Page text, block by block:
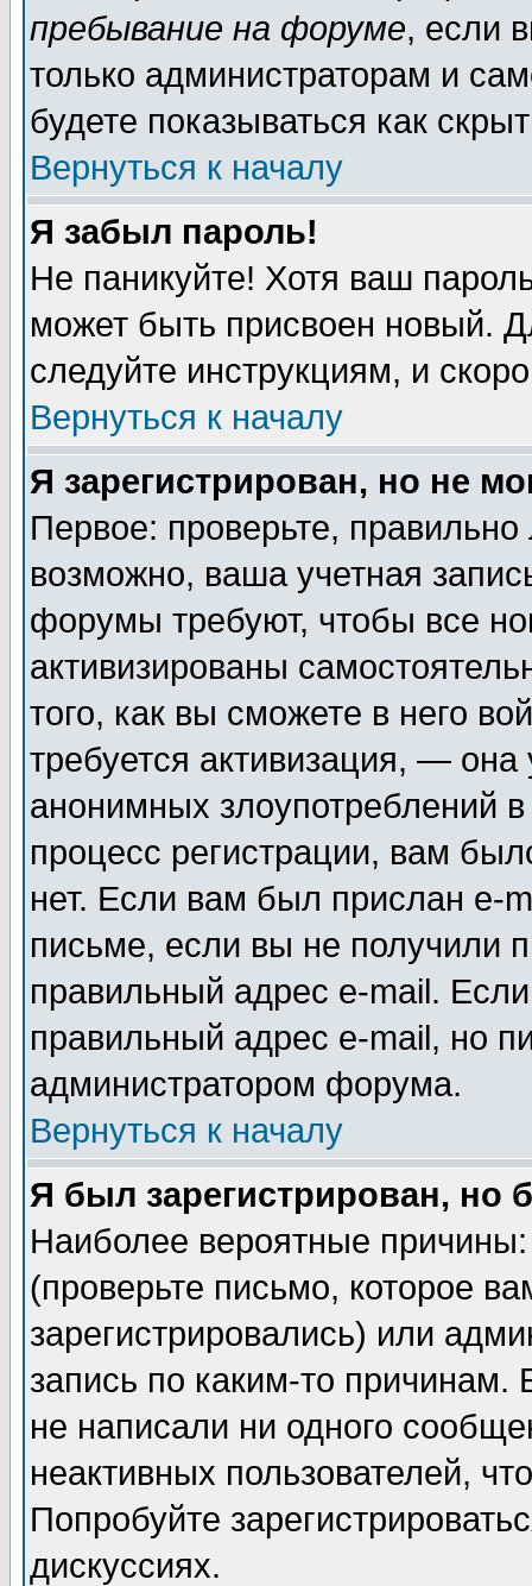
пребывание на форуме, если
только администраторам и
будете показываться как
Вернуться к началу
Я забыл пароль!
Не паникуйте! Хотя ваш
может быть присвоен новый.
следуйте инструкциям, и
Вернуться к началу
Я зарегистрирован, но не
Первое: проверьте,
возможно, ваша учетная
форумы требуют, чтобы все
активизированы
того, как вы сможете в него
требуется активизация, —
анонимных злоупотреблений
процесс регистрации, вам
нет. Если вам был прислан e-
письме, если вы не получили
правильный адрес e-mail.
правильный адрес e-mail, но
администратором форума.
Вернуться к началу
Я был зарегистрирован, но
Наиболее вероятные
(проверьте письмо, которое
зарегистрировались) или
запись по каким-то
не написали ни одного
неактивных пользователей,
Попробуйте
дискуссиях.